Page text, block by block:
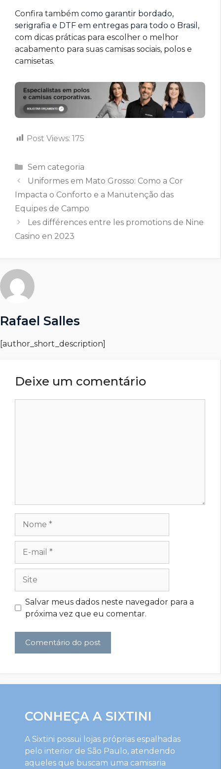
Confira também como garantir bordado,
serigrafia e DTF em entregas para todo o Brasil ,
com dicas práticas para escolher o melhor
acabamento para suas camisas sociais, polos e
camisetas.
Post Views: 175
Categorias
Sem categoria
Uniformes em Mato Grosso: Como a Cor
Impacta o Conforto e a Manutenção das
Equipes de Campo
Les différences entre les promotions de Nine
Casino en 2023
Rafael Salles
[author_short_description]
Deixe um comentário
mail
Salvar meus dados neste navegador para a
próxima vez que eu comentar.
CONHEÇA A SIXTINI
A Sixtini possui lojas próprias espalhadas
pelo interior de São Paulo, atendendo
aqueles que buscam uma camisaria